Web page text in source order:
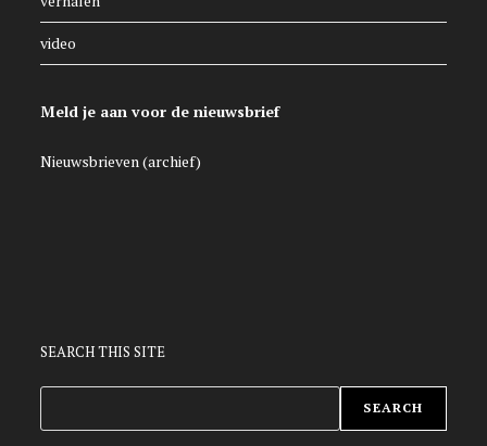
video
Meld je aan voor de nieuwsbrief
Nieuwsbrieven (archief)
SEARCH THIS SITE
SEARCH